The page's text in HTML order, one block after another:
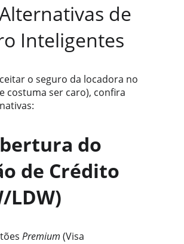
de
Inteligentes
o seguro da locadora no
costuma ser caro), confira
do
de Crédito
LDW)
Premium (Visa